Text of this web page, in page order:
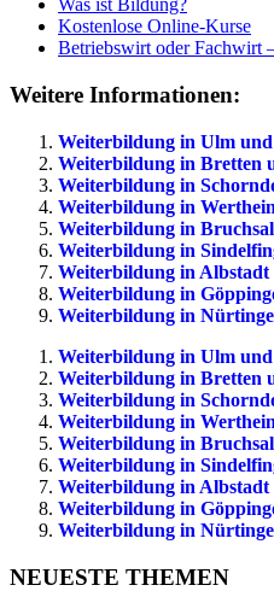
Was ist Bildung?
Kostenlose Online-Kurse
Betriebswirt oder Fachwirt
Weitere Informationen:
Weiterbildung in Ulm
Weiterbildung in Bretten
Weiterbildung in
Weiterbildung in
Weiterbildung in
Weiterbildung in
Weiterbildung in Albstadt
Weiterbildung in
Weiterbildung in
Weiterbildung in Ulm
Weiterbildung in Bretten
Weiterbildung in
Weiterbildung in
Weiterbildung in
Weiterbildung in
Weiterbildung in Albstadt
Weiterbildung in
Weiterbildung in
NEUESTE THEMEN